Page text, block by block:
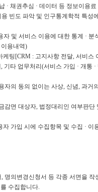
· 채권추심 · 데이터 등 정보이용
용 빈도 파악 및 인구통계학적 특성
자 및 서비스 이용에 대한 통계 · 분
용내역)
케팅[CRM : 고지사항 전달, 서비스
, 기타 업무처리 (서비스 가입 · 개통 ·
자의 동의 없이는 사상, 신념, 과거
감면 대상자, 법정대리인 여부판단
가입 시에 수집항목 및 수집 · 이
, 명의변경신청서 등 각종 서면을 작
수집합니다.